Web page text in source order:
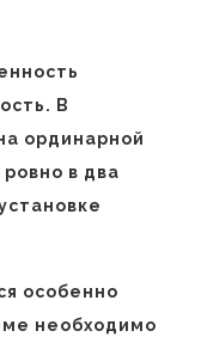
В
ординарной
в два
особенно
необходимо